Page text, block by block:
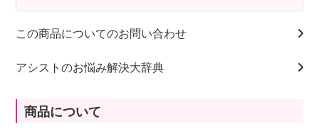
この商品についてのお問い合わせ
アシストのお悩み解決大辞典
商品について